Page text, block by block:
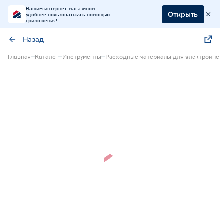
Нашим интернет-магазином
удобнее пользоваться с помощью
приложения!
Открыть
Назад
Главная Каталог Инструменты Расходные материалы для